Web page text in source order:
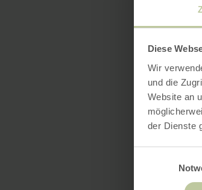
Diese
Wir
und die
Website an
der Dienste